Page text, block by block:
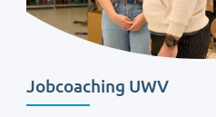
Jobcoaching UWV